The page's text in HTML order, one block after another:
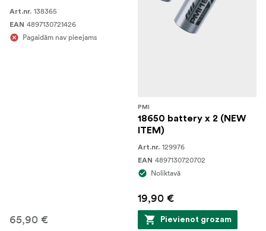
Art.nr. 138365
EAN 4897130721426
Pagaidām nav pieejams
65,90 €
PMI
18650 battery x 2 (NEW
ITEM)
Art.nr. 129976
EAN 4897130720702
Noliktavā
19,90 €
Pievienot grozam